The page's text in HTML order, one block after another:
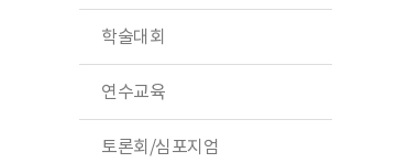
학술대회
연수교육
토론회/심포지엄